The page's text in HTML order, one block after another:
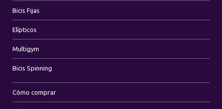
Bicis Fijas
Elípticos
Multigym
Bicis Spinning
Cómo comprar